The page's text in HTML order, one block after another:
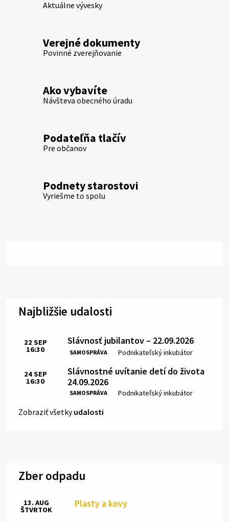
Aktuálne vývesky
Verejné dokumenty
Povinné zverejňovanie
Ako vybavíte
Návšteva obecného úradu
Podateľňa tlačív
Pre občanov
Podnety starostovi
Vyriešme to spolu
Najbližšie udalosti
Slávnosť jubilantov – 22.09.2026
SAMOSPRÁVA Miesto:
Podnikateľský inkubátor
Čas:
22 SEP
16:30
Slávnostné uvítanie detí do života
24.09.2026
SAMOSPRÁVA Miesto:
Podnikateľský inkubátor
Čas:
24SEP
16:30
Zobraziť všetkyudalosti
Zber odpadu
Plasty a kovy
13. AUG
ŠTVRTOK